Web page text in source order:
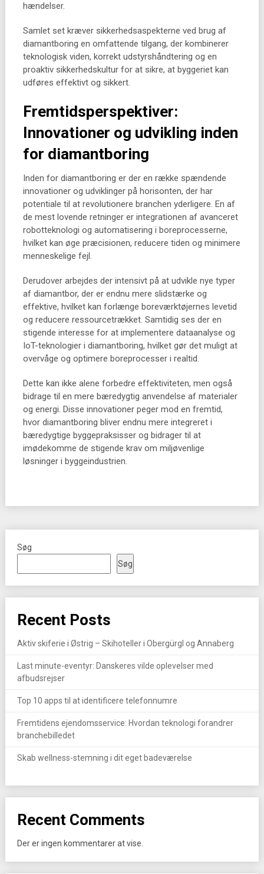
hændelser.
Samlet set kræver sikkerhedsaspekterne ved brug af
diamantboring en omfattende tilgang, der kombinerer
teknologisk viden, korrekt udstyrshåndtering og en
proaktiv sikkerhedskultur for at sikre, at byggeriet kan
udføres effektivt og sikkert.
Fremtidsperspektiver:
Innovationer og udvikling inden
for diamantboring
Inden for diamantboring er der en række spændende
innovationer og udviklinger på horisonten, der har
potentiale til at revolutionere branchen yderligere. En af
de mest lovende retninger er integrationen af avanceret
robotteknologi og automatisering i boreprocesserne,
hvilket kan øge præcisionen, reducere tiden og minimere
menneskelige fejl.
Derudover arbejdes der intensivt på at udvikle nye typer
af diamantbor, der er endnu mere slidstærke og
effektive, hvilket kan forlænge boreværktøjernes levetid
og reducere ressourcetrækket. Samtidig ses der en
stigende interesse for at implementere dataanalyse og
IoT-teknologier i diamantboring, hvilket gør det muligt at
overvåge og optimere boreprocesser i realtid.
Dette kan ikke alene forbedre effektiviteten, men også
bidrage til en mere bæredygtig anvendelse af materialer
og energi. Disse innovationer peger mod en fremtid,
hvor diamantboring bliver endnu mere integreret i
bæredygtige byggepraksisser og bidrager til at
imødekomme de stigende krav om miljøvenlige
løsninger i byggeindustrien.
Søg
Søg
Recent Posts
Aktiv skiferie i Østrig – Skihoteller i Obergürgl og Annaberg
Last minute-eventyr: Danskeres vilde oplevelser med
afbudsrejser
Top 10 apps til at identificere telefonnumre
Fremtidens ejendomsservice: Hvordan teknologi forandrer
branchebilledet
Skab wellness-stemning i dit eget badeværelse
Recent Comments
Der er ingen kommentarer at vise.